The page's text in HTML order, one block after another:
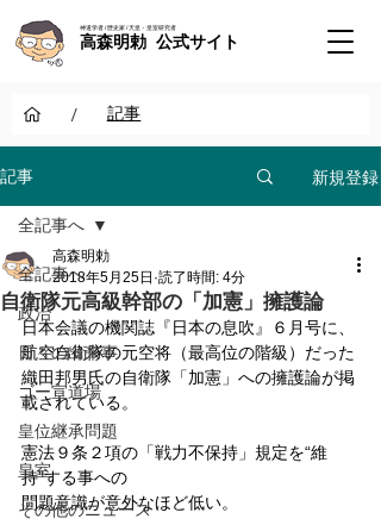
神道学者 / 歴史家 / 天皇・皇室研究者
高森明勅 公式サイト
/ 記事
記事 新規登録
全記事へ
政治
日々の出来事
ゴー宣道場
皇位継承問題
皇室
その他のニュース
全記事へ
自衛隊元高級幹部の「加憲」擁護論
高森明勅
2018年5月25日 読了時間: 4分
日本会議の機関誌『日本の息吹』６月号に、
航空自衛隊の元空将（最高位の階級）だった
織田邦男氏の自衛隊「加憲」への擁護論が掲
載されている。
憲法９条２項の「戦力不保持」規定を“維
持”する事への
問題意識が意外なほど低い。